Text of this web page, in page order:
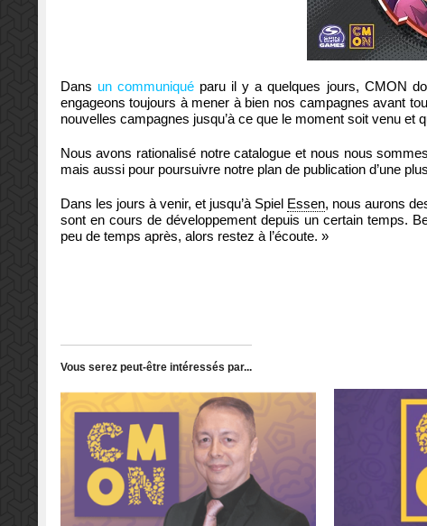
Dans un communiquéparu il y a quelques jours, CMON
engageons toujours à mener à bien nos campagnes avant
nouvelles campagnes jusqu’à ce que le moment soit venu et
Nous avons rationalisé notre catalogue et nous nous
mais aussi pour poursuivre notre plan de publication d’une
Dans les jours à venir, et jusqu’à Spiel Essen, nous aurons
sont en cours de développement depuis un certain temps.
peu de temps après, alors restez à l’écoute. »
Vous serez peut-être intéressés par...